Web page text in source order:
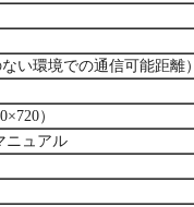
い環境での通信可能距離）
）
ニュアル